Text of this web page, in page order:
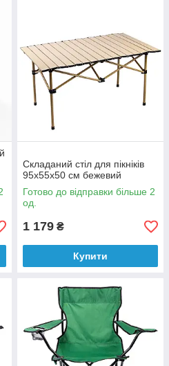
Складаний стіл для пікніків
95x55x50 см бежевий
Готово до відправки більше 2
од.
1 179 ₴
Купити